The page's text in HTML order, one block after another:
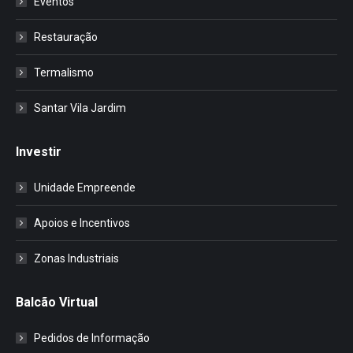
Restauração
Termalismo
Santar Vila Jardim
Investir
Unidade Empreende
Apoios e Incentivos
Zonas Industriais
Balcão Virtual
Pedidos de Informação